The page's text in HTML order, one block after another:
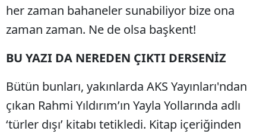
her zaman bahaneler sunabiliyor bize ona
zaman zaman. Ne de olsa başkent!
BU YAZI DA NEREDEN ÇIKTI DERSENİZ
Bütün bunları, yakınlarda AKS Yayınları'ndan
çıkan Rahmi Yıldırım’ın Yayla Yollarında adlı
‘türler dışı’ kitabı tetikledi. Kitap içeriğinden